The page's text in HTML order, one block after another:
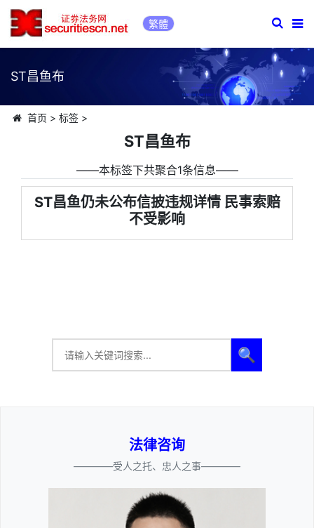
繁體
ST昌鱼布
首页 > 标签>
ST昌鱼布
――本标签下共聚合1条信息――
ST昌鱼仍未公布信披违规详情 民事索赔
不受影响
🔍
法律咨询
————受人之托、忠人之事————